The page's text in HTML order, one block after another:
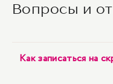
Вопросы и
Как записаться на